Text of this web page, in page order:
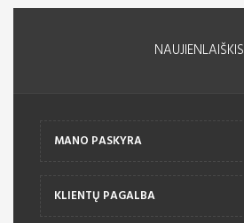
NAUJIENLAIŠKIS
MANO PASKYRA
KLIENTŲ PAGALBA